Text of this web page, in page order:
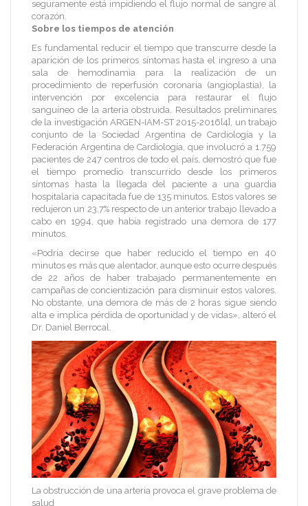
seguramente está impidiendo el flujo normal de sangre al
corazón.
Sobre los tiempos de atención
Es fundamental reducir el tiempo que transcurre desde la
aparición de los primeros síntomas hasta el ingreso a una
sala de hemodinamia para la realización de un
procedimiento de reperfusión coronaria (angioplastia), la
intervención por excelencia para restaurar el flujo
sanguíneo de la arteria obstruida. Resultados preliminares
de la investigación ARGEN-IAM-ST 2015-2016[4], un trabajo
conjunto de la Sociedad Argentina de Cardiología y la
Federación Argentina de Cardiología, que involucró a 1.759
pacientes de 247 centros de todo el país, demostró que fue
el tiempo promedio transcurrido desde los primeros
síntomas hasta la llegada del paciente a una guardia
hospitalaria capacitada fue de 135 minutos. Estos valores se
redujeron un 23,7% respecto de un anterior trabajo llevado a
cabo en 1994, que había registrado una demora de 177
minutos.
«Podría decirse que haber reducido el tiempo en 40
minutos es más que alentador, aunque esto ocurre después
de 22 años de haber trabajado permanentemente en
campañas de concientización para disminuir estos valores.
No obstante, una demora de más de 2 horas sigue siendo
alta e implica pérdida de oportunidad y de vidas», alteró el
Dr. Daniel Berrocal.
La obstrucción de una arteria provoca el grave problema de
salud